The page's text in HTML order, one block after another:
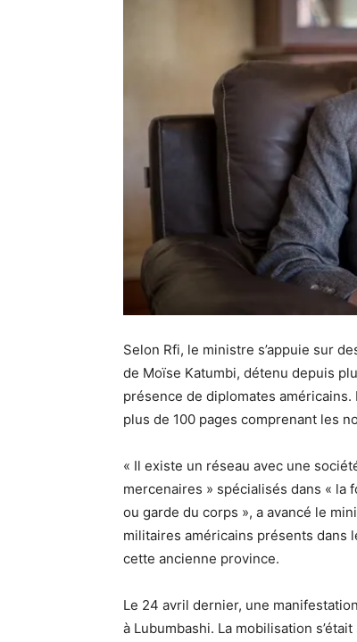
Selon Rfi, le ministre s’appuie sur
de Moïse Katumbi, détenu depuis
présence de diplomates
plus de 100 pages comprenant les
« Il existe un réseau avec une
mercenaires » spécialisés dans « la
ou garde du corps », a avancé le
militaires américains présents dans
cette ancienne province.
Le 24 avril dernier, une
à Lubumbashi. La mobilisation